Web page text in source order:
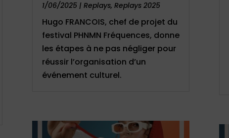
1/06/2025| Replays, Replays 2025
Hugo FRANCOIS, chef de projet du
festival PHNMN Fréquences, donne
les étapes à ne pas négliger pour
réussir l’organisation d’un
événement culturel.